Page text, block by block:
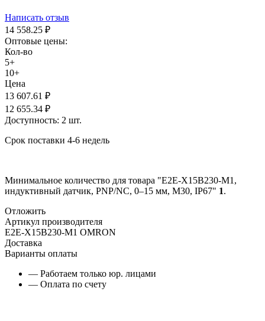
Написать отзыв
14 558.25 ₽
Оптовые цены:
Кол-во
5+
10+
Цена
13 607.61 ₽
12 655.34 ₽
Доступность: 2 шт.
Срок поставки 4-6 недель
Минимальное количество для товара "E2E-X15B230-M1,
индуктивный датчик, PNP/NC, 0–15 мм, М30, IP67" 1.
Отложить
Артикул производителя
E2E-X15B230-M1 OMRON
Доставка
Варианты оплаты
— Работаем только юр. лицами
— Оплата по счету